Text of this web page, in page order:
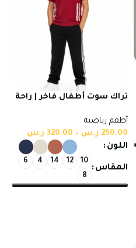
تراك سوت أطفال فاخر | راحة
أطقم رياضية
250.00 ر.س –
320.00 ر.س
اللون
المقاس
10
12
14
4
6
8